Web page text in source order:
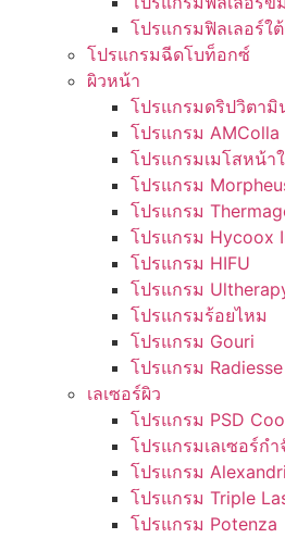
โปรแกรมฟิลเลอร์ใ
โปรแกรมฉีดโบท็อกซ์
ผิวหน้า
โปรแกรมดริปวิตามิ
โปรแกรม AMColla
โปรแกรมเมโสหน้า
โปรแกรม
โปรแกรม
โปรแกรม Hycoox
โปรแกรม HIFU
โปรแกรม
โปรแกรมร้อยไหม
โปรแกรม Gouri
โปรแกรม Radiesse
เลเซอร์ผิว
โปรแกรม PSD
โปรแกรมเลเซอร์ก
โปรแกรม
โปรแกรม Triple
โปรแกรม Potenza